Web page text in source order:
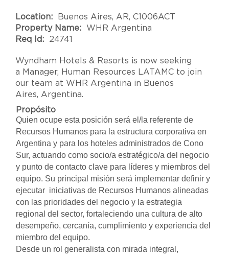
Location: Buenos Aires, AR, C1006ACT
Property Name: WHR Argentina
Req Id: 24741
Wyndham Hotels & Resorts is now seeking
a Manager, Human Resources LATAMC to join
our team at WHR Argentina in Buenos
Aires, Argentina.
Propósito
Quien ocupe esta posición será el/la referente de
Recursos Humanos para la estructura corporativa en
Argentina y para los hoteles administrados de Cono
Sur, actuando como socio/a estratégico/a del negocio
y punto de contacto clave para líderes y miembros del
equipo. Su principal misión será implementar definir y
ejecutar iniciativas de Recursos Humanos alineadas
con las prioridades del negocio y la estrategia
regional del sector, fortaleciendo una cultura de alto
desempeño, cercanía, cumplimiento y experiencia del
miembro del equipo.
Desde un rol generalista con mirada integral,